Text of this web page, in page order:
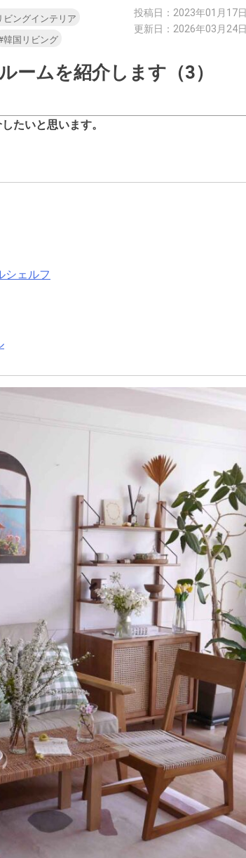
投稿日：2023年01月17日
更新日：2026年03月24日
ビングインテリア
韓国リビング
ームを紹介します（3）
たいと思います。
シェルフ